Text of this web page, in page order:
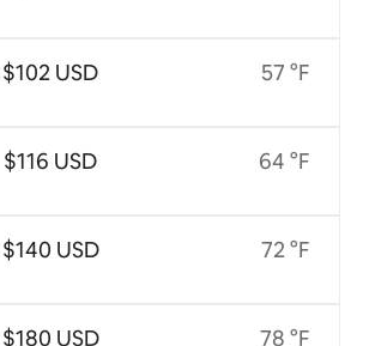
$102 USD
$116 USD
$140 USD
$180 USD
57 °F
64 °F
72 °F
78 °F